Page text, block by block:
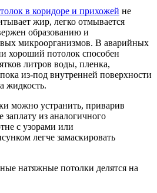
в коридоре и прихожей не
жир, легко отмывается
образованию и
микроорганизмов. В аварийных
хороший потолок способен
литров воды, пленка,
из-под внутренней поверхности
жидкость.
можно устранить, приварив
из аналогичного
с узорами или
легче замаскировать
натяжные потолки делятся на